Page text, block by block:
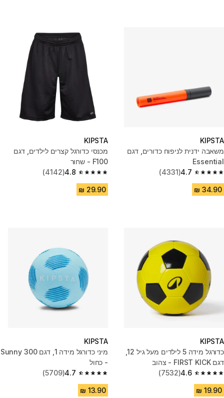
KIPSTA
משאבה ידנית לניפוח כדורים, דגם
Essential
4.7
4.7 out of 5 stars from 4331 reviews
(4331)
KIPSTA
מכנסי כדורגל קצרים לילדים, דגם
F100 - שחור
4.8
4.8 out of 5 stars from 4142 reviews
(4142)
KIPSTA
כדורגל מידה 5 לילדים מעל גיל 12,
דגם FIRST KICK - צהוב
4.6
4.6 out of 5 stars from 7532 reviews
(7532)
KIPSTA
מיני כדורגל מידה 1, דגם Sunny 300
- כחול
4.7
4.7 out of 5 stars from 5709 reviews
(5709)